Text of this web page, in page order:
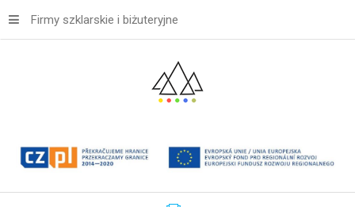
Firmy szklarskie i biżuteryjne